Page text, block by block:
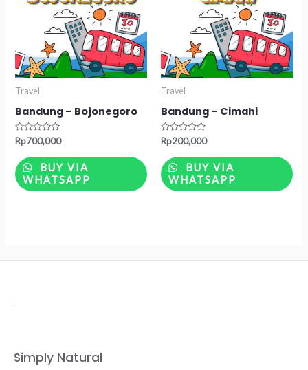
Travel
Bandung – Bojonegoro
Rated
0
out
of
5
Rp700,000
BUY VIA
WHATSAPP
Travel
Bandung – Cimahi
Rated
0
out
of
5
Rp200,000
BUY VIA
WHATSAPP
Simply Natural